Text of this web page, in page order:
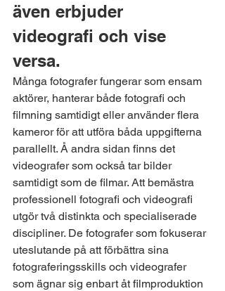
även erbjuder
videografi och vise
versa.
Många fotografer fungerar som ensam
aktörer, hanterar både fotografi och
filmning samtidigt eller använder flera
kameror för att utföra båda uppgifterna
parallellt. Å andra sidan finns det
videografer som också tar bilder
samtidigt som de filmar. Att bemästra
professionell fotografi och videografi
utgör två distinkta och specialiserade
discipliner. De fotografer som fokuserar
uteslutande på att förbättra sina
fotograferingsskills och videografer
som ägnar sig enbart åt filmproduktion